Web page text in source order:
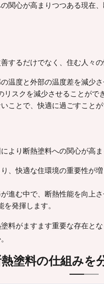
関心が高まりつつある現在
するだけでなく、住む人々の
温度と外部の温度差を減少
スクを減少させることがで
ことで、快適に過ごすこと
より断熱塗料への関心が高ま
、快適な住環境の重要性が
進む中で、断熱性能を向上
発揮します。
料がますます重要な存在と
塗料の仕組みを